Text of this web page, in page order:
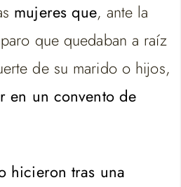
mujeres que, ante la
que quedaban a raíz
de su marido o hijos,
en un convento de
hicieron tras una